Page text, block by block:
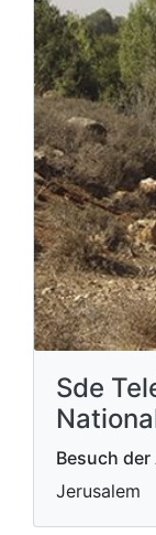
Sde
Besuch der
Jerusalem